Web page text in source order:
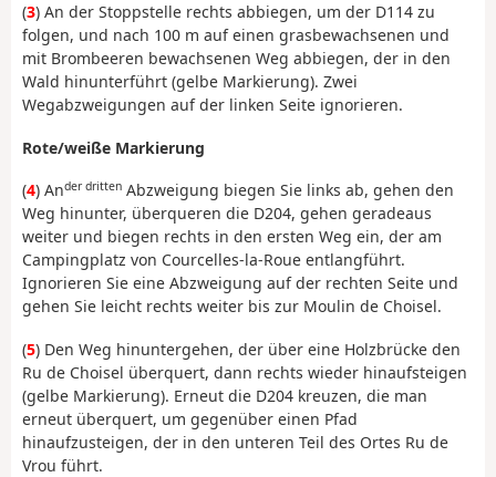
(3) An der Stoppstelle rechts abbiegen, um der D114 zu
folgen, und nach 100 m auf einen grasbewachsenen und
mit Brombeeren bewachsenen Weg abbiegen, der in den
Wald hinunterführt (gelbe Markierung). Zwei
Wegabzweigungen auf der linken Seite ignorieren.
Rote/weiße Markierung
(4) Ander dritten Abzweigung biegen Sie links ab, gehen den
Weg hinunter, überqueren die D204, gehen geradeaus
weiter und biegen rechts in den ersten Weg ein, der am
Campingplatz von Courcelles-la-Roue entlangführt.
Ignorieren Sie eine Abzweigung auf der rechten Seite und
gehen Sie leicht rechts weiter bis zur Moulin de Choisel.
(5) Den Weg hinuntergehen, der über eine Holzbrücke den
Ru de Choisel überquert, dann rechts wieder hinaufsteigen
(gelbe Markierung). Erneut die D204 kreuzen, die man
erneut überquert, um gegenüber einen Pfad
hinaufzusteigen, der in den unteren Teil des Ortes Ru de
Vrou führt.